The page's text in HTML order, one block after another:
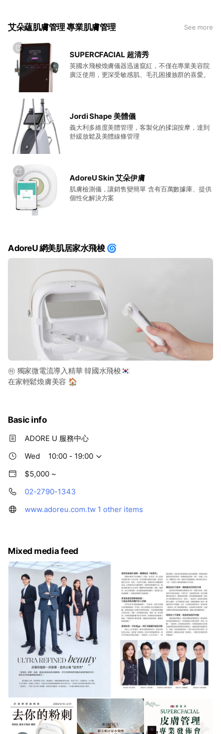
艾朵蘊肌膚管理 專業肌膚管理 See more
SUPERCFACIAL 超清秀
英國水飛梭煥膚儀器迅速竄紅，不僅在專業美容院
廣泛使用，更深受敏感肌、毛孔困擾族群的喜愛。
Jordi Shape 美體儀
義大利多維度美體管理，客製化的揉滾按摩，達到
舒緩放鬆及美體線條管理
AdoreU Skin 艾朵伊膚
肌膚檢測儀，讓銷售變簡單 含有百萬數據庫、提供
個性化解決方案
AdoreU 網美肌居家水飛梭 🌀
㊕ 獨家微電流導入精華 韓國水飛梭🇰🇷
在家輕鬆煥膚美容 🏠
Basic info
ADORE U 服務中心
Wed
10:00 - 19:00
$5,000 ~
02-2790-1343
www.adoreu.com.tw 1 other items
Mixed media feed